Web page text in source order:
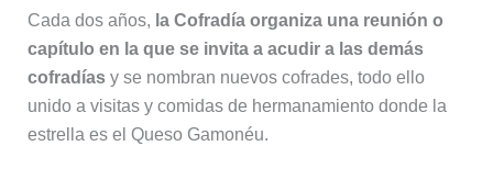
Cada dos años, la Cofradía organiza una reunión o
capítulo en la que se invita a acudir a las demás
cofradíasy se nombran nuevos cofrades, todo ello
unido a visitas y comidas de hermanamiento donde la
estrella es el Queso Gamonéu.